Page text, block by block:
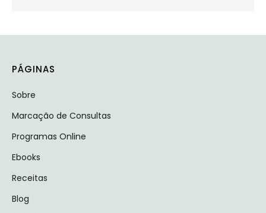
PÁGINAS
Sobre
Marcação de Consultas
Programas Online
Ebooks
Receitas
Blog